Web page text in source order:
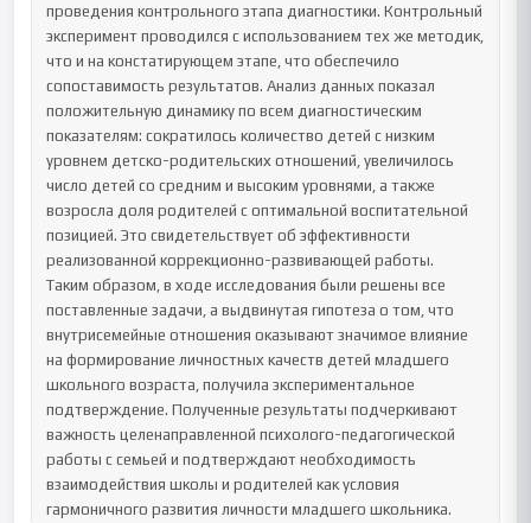
проведения контрольного этапа диагностики. Контрольный
эксперимент проводился с использованием тех же методик,
что и на констатирующем этапе, что обеспечило
сопоставимость результатов. Анализ данных показал
положительную динамику по всем диагностическим
показателям: сократилось количество детей с низким
уровнем детско-родительских отношений, увеличилось
число детей со средним и высоким уровнями, а также
возросла доля родителей с оптимальной воспитательной
позицией. Это свидетельствует об эффективности
реализованной коррекционно-развивающей работы.
Таким образом, в ходе исследования были решены все
поставленные задачи, а выдвинутая гипотеза о том, что
внутрисемейные отношения оказывают значимое влияние
на формирование личностных качеств детей младшего
школьного возраста, получила экспериментальное
подтверждение. Полученные результаты подчеркивают
важность целенаправленной психолого-педагогической
работы с семьей и подтверждают необходимость
взаимодействия школы и родителей как условия
гармоничного развития личности младшего школьника.